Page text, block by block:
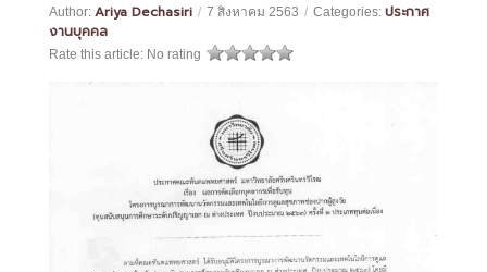
Author: Ariya Dechasiri / 7 สิงหาคม 2563 / Categories: ประกาศ
งานบุคคล
Rate this article: No rating